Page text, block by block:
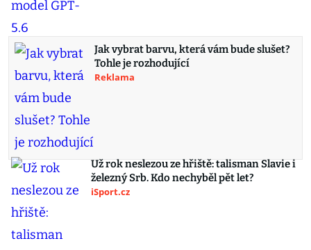
Jak vybrat barvu, která vám bude slušet?
Tohle je rozhodující
Reklama
Už rok neslezou ze hřiště: talisman Slavie i
železný Srb. Kdo nechyběl pět let?
iSport.cz